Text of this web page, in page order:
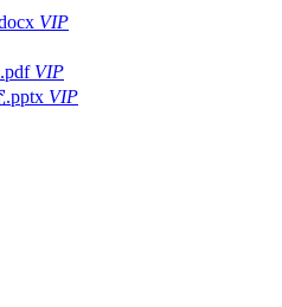
VIP
VIP
VIP